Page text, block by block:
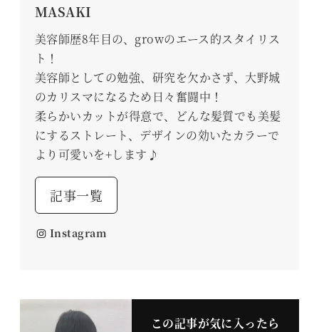
MASAKI
美容師歴8年目の、growのエース的スタイリス
ト！
美容師としての勉強、研究を欠かさず、大野城
のカリスマになるため日々奮闘中！
柔らかいカットが得意で、どんな髪質でも美髪
にするストレート、デザインの効いたカラーで
より可愛いを+します♪
記事一覧
Instagram
この記事が気に入ったら